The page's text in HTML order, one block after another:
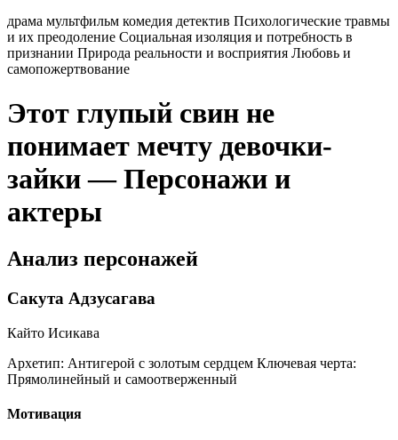
драма мультфильм комедия детектив Психологические травмы
и их преодоление Социальная изоляция и потребность в
признании Природа реальности и восприятия Любовь и
самопожертвование
Этот глупый свин не
понимает мечту девочки-
зайки — Персонажи и
актеры
Анализ персонажей
Сакута Адзусагава
Кайто Исикава
Архетип: Антигерой с золотым сердцем Ключевая черта:
Прямолинейный и самоотверженный
Мотивация